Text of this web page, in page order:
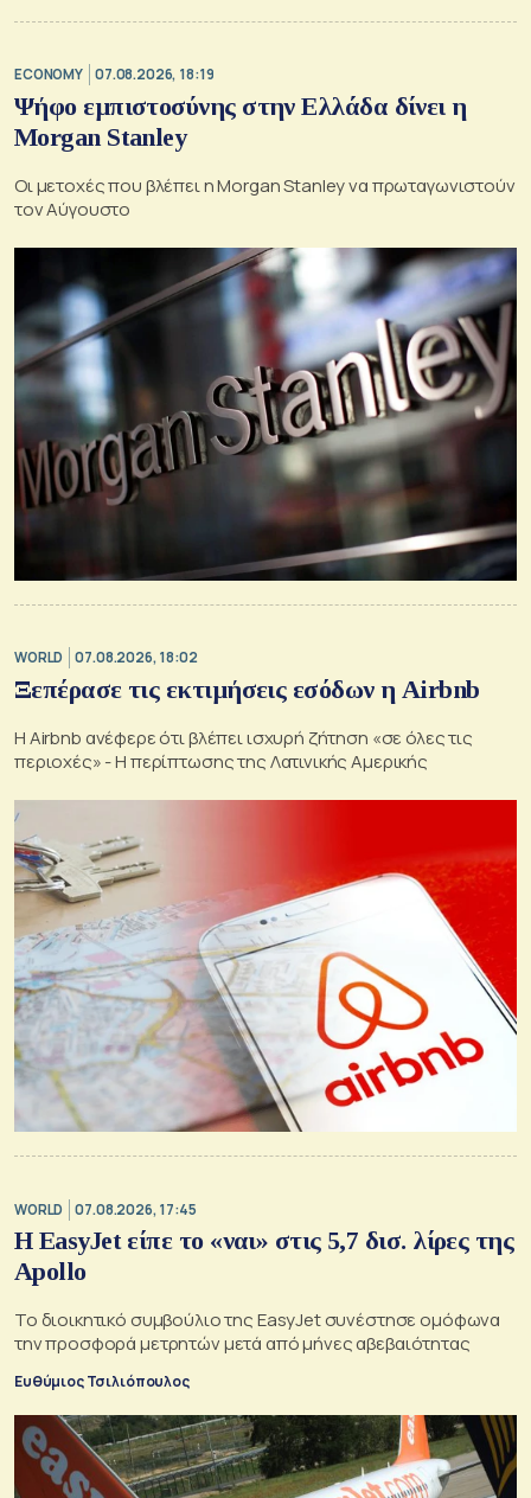
ECONOMY 07.08.2026, 18:19
Ψήφο εμπιστοσύνης στην Ελλάδα δίνει η
Morgan Stanley
Οι μετοχές που βλέπει η Morgan Stanley να πρωταγωνιστούν
τον Αύγουστο
WORLD 07.08.2026, 18:02
Ξεπέρασε τις εκτιμήσεις εσόδων η Airbnb
Η Airbnb ανέφερε ότι βλέπει ισχυρή ζήτηση «σε όλες τις
περιοχές» - Η περίπτωσης της Λατινικής Αμερικής
WORLD 07.08.2026, 17:45
Η EasyJet είπε το «ναι» στις 5,7 δισ. λίρες της
Apollo
Το διοικητικό συμβούλιο της EasyJet συνέστησε ομόφωνα
την προσφορά μετρητών μετά από μήνες αβεβαιότητας
Ευθύμιος Τσιλιόπουλος